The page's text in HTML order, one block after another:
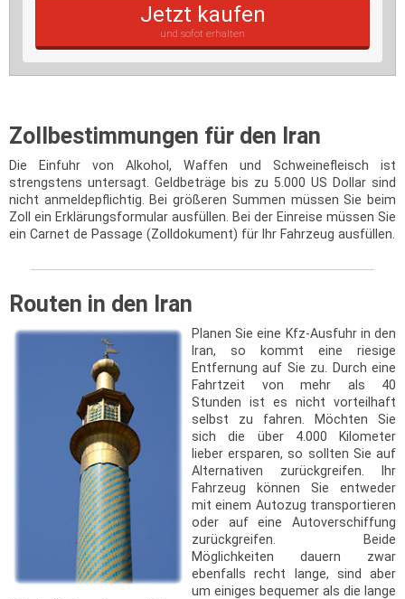
Jetzt kaufen
und sofot erhalten
Zollbestimmungen für den Iran
Die Einfuhr von Alkohol, Waffen und Schweinefleisch ist
strengstens untersagt. Geldbeträge bis zu 5.000 US Dollar sind
nicht anmeldepflichtig. Bei größeren Summen müssen Sie beim
Zoll ein Erklärungsformular ausfüllen. Bei der Einreise müssen Sie
ein Carnet de Passage (Zolldokument) für Ihr Fahrzeug ausfüllen.
Routen in den Iran
Planen Sie eine Kfz-Ausfuhr in den
Iran, so kommt eine riesige
Entfernung auf Sie zu. Durch eine
Fahrtzeit von mehr als 40
Stunden ist es nicht vorteilhaft
selbst zu fahren. Möchten Sie
sich die über 4.000 Kilometer
lieber ersparen, so sollten Sie auf
Alternativen zurückgreifen. Ihr
Fahrzeug können Sie entweder
mit einem Autozug transportieren
oder auf eine Autoverschiffung
zurückgreifen. Beide
Möglichkeiten dauern zwar
ebenfalls recht lange, sind aber
um einiges bequemer als die lange